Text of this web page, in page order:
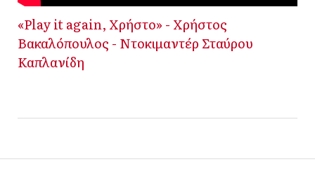
«Play it again, Χρήστο» - Χρήστος
Βακαλόπουλος - Ντοκιμαντέρ Σταύρου
Καπλανίδη